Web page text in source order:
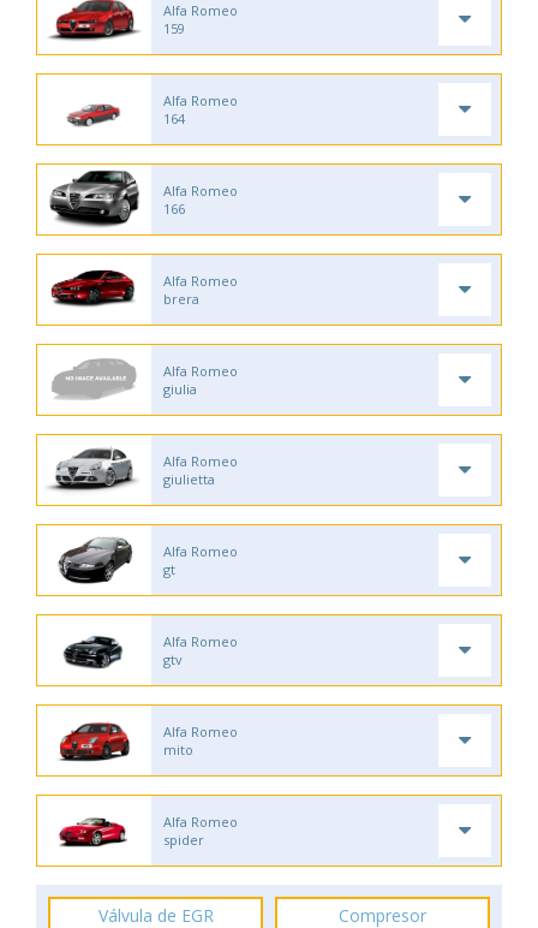
Alfa Romeo
159
Alfa Romeo
164
Alfa Romeo
166
Alfa Romeo
brera
Alfa Romeo
giulia
Alfa Romeo
giulietta
Alfa Romeo
gt
Alfa Romeo
gtv
Alfa Romeo
mito
Alfa Romeo
spider
Válvula de EGR Compresor